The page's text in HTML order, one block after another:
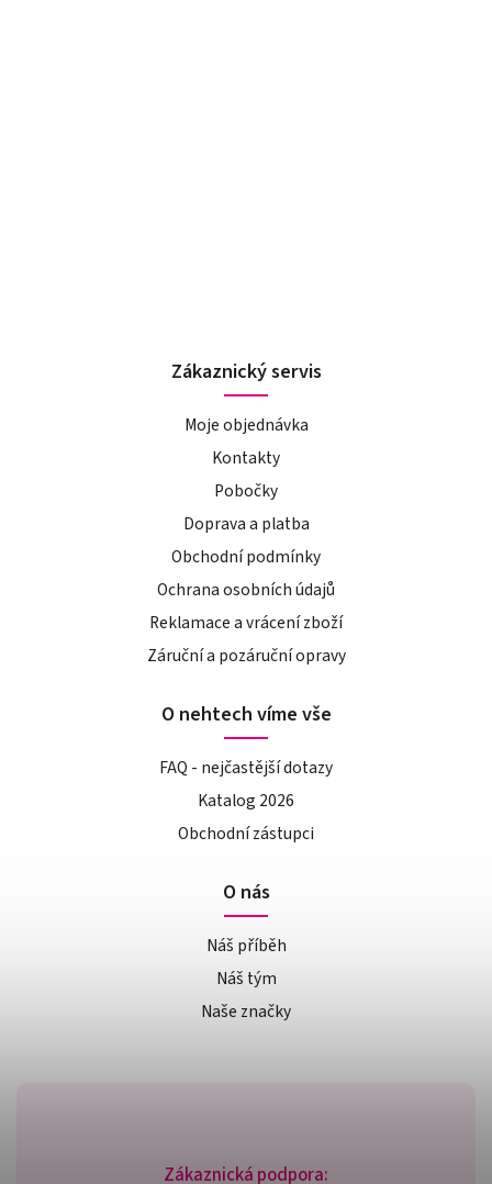
Zákaznická podpora:
Zákaznický servis
Moje objednávka
Kontakty
Pobočky
Doprava a platba
Obchodní podmínky
Ochrana osobních údajů
Reklamace a vrácení zboží
Záruční a pozáruční opravy
O nehtech víme vše
FAQ - nejčastější dotazy
Katalog 2026
Obchodní zástupci
O nás
Náš příběh
Náš tým
Naše značky